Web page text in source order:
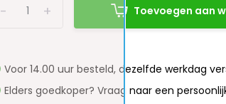
+
- Toevoegen aan
Voor 14.00 uur besteld, dezelfde werkdag
Elders goedkoper? Vraag naar een